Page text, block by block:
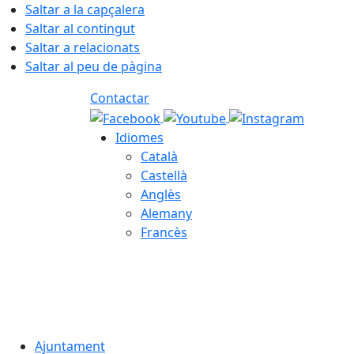
Saltar a la capçalera
Saltar al contingut
Saltar a relacionats
Saltar al peu de pàgina
Contactar
Idiomes
Català
Castellà
Anglès
Alemany
Francès
Ajuntament